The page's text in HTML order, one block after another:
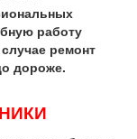
работу
ремонт
дороже.